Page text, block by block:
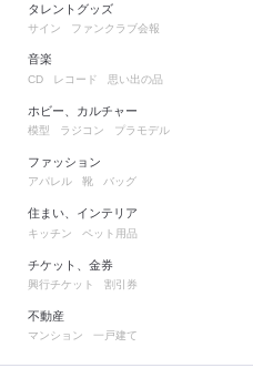
タレントグッズ
サイン ファンクラブ会報
音楽
CD レコード 思い出の品
ホビー、カルチャー
模型 ラジコン プラモデル
ファッション
アパレル 靴 バッグ
住まい、インテリア
キッチン ペット用品
チケット、金券
興行チケット 割引券
不動産
マンション 一戸建て